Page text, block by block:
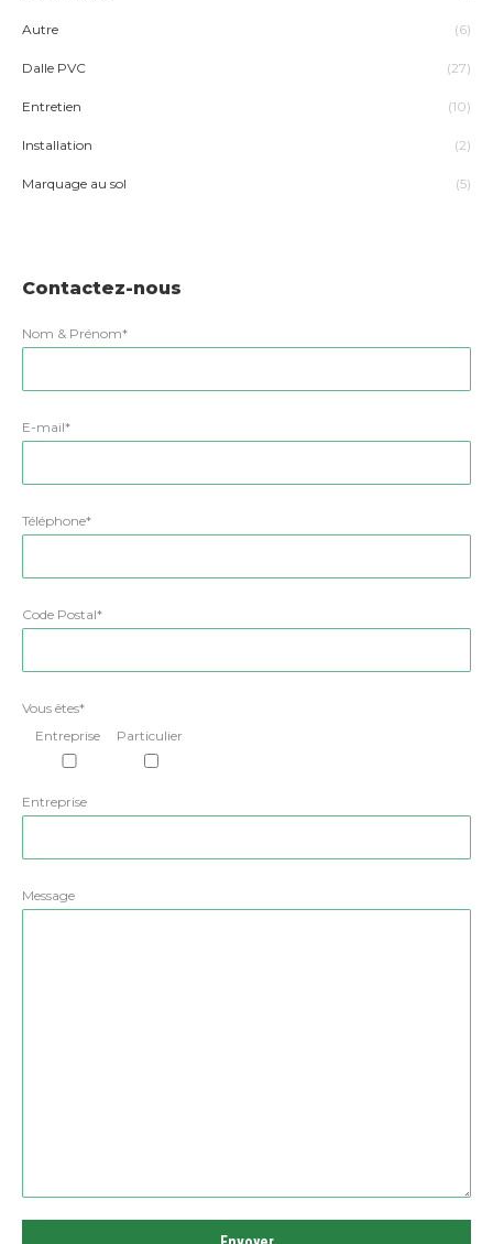
Autre (6)
Dalle PVC (27)
Entretien (10)
Installation (2)
Marquage au sol (5)
Contactez-nous
Nom & Prénom*
E-mail*
Téléphone*
Code Postal*
Vous êtes*
Entreprise
Particulier
Entreprise
Message